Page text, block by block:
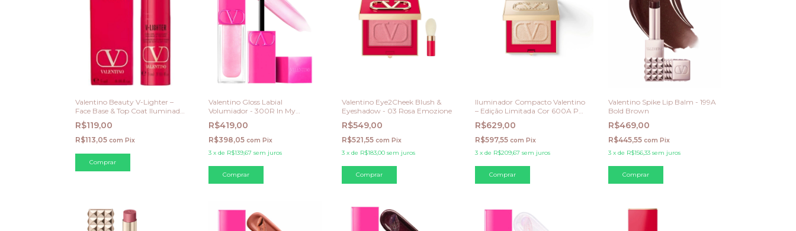
Valentino Beauty V-Lighter –
Face Base & Top Coat Iluminador
(Mini 5 ml)
R$119,00
R$113,05 com Pix
Valentino Gloss Labial
Volumiador - 300R In My
Glowing Era
R$419,00
R$398,05 com Pix
3 x de R$139,67 sem juros
Valentino Eye2Cheek Blush &
Eyeshadow - 03 Rosa Emozione
R$549,00
R$521,55 com Pix
3 x de R$183,00 sem juros
Iluminador Compacto Valentino
– Edição Limitada Cor 600A Put
A Spike On It
R$629,00
R$597,55 com Pix
3 x de R$209,67 sem juros
Valentino Spike Lip Balm - 199A
Bold Brown
R$469,00
R$445,55 com Pix
3 x de R$156,33 sem juros